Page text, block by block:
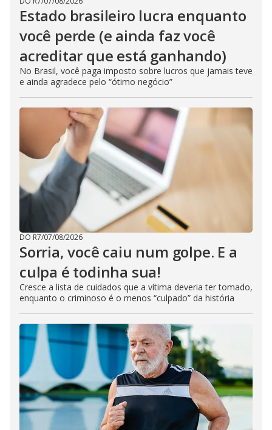
Estado brasileiro lucra enquanto
você perde (e ainda faz você
acreditar que está ganhando)
No Brasil, você paga imposto sobre lucros que jamais teve
e ainda agradece pelo “ótimo negócio”
DO R7/07/08/2026
Sorria, você caiu num golpe. E a
culpa é todinha sua!
Cresce a lista de cuidados que a vítima deveria ter tomado,
enquanto o criminoso é o menos “culpado” da história